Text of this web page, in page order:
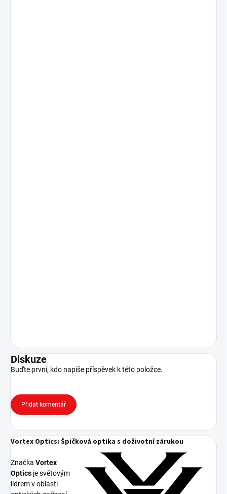
Diskuze
Buďte první, kdo napíše příspěvek k této položce.
Přidat komentář
Vortex Optics: Špičková optika s doživotní zárukou
Značka Vortex
Optics je světovým
lídrem v oblasti